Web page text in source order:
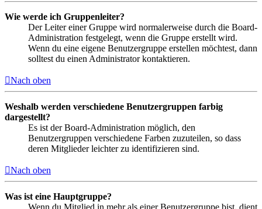
Wie werde ich Gruppenleiter?
Der Leiter einer Gruppe wird normalerweise durch die Board-
Administration festgelegt, wenn die Gruppe erstellt wird.
Wenn du eine eigene Benutzergruppe erstellen möchtest, dann
solltest du einen Administrator kontaktieren.
Nach oben
Weshalb werden verschiedene Benutzergruppen farbig
dargestellt?
Es ist der Board-Administration möglich, den
Benutzergruppen verschiedene Farben zuzuteilen, so dass
deren Mitglieder leichter zu identifizieren sind.
Nach oben
Was ist eine Hauptgruppe?
Wenn du Mitglied in mehr als einer Benutzergruppe bist, dient